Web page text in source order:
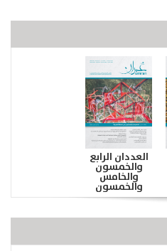
العددان الرابع
والخمسون
والخامس
والخمسون